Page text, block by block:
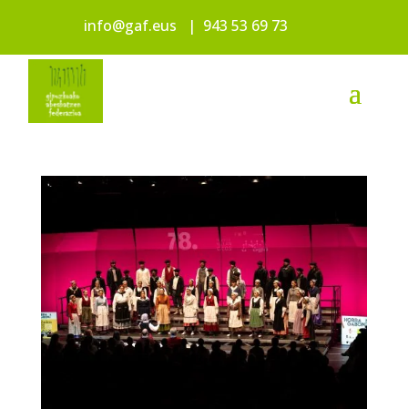
info@gaf.eus | 943 53 69 73